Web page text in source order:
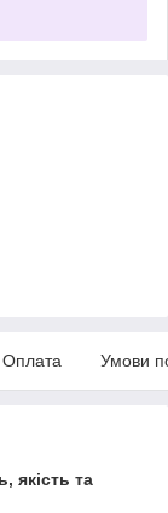
Оплата Умови
якість та